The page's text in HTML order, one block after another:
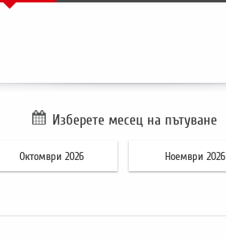
Изберете месец на пътуване
Октомври 2026 Ноември 2026